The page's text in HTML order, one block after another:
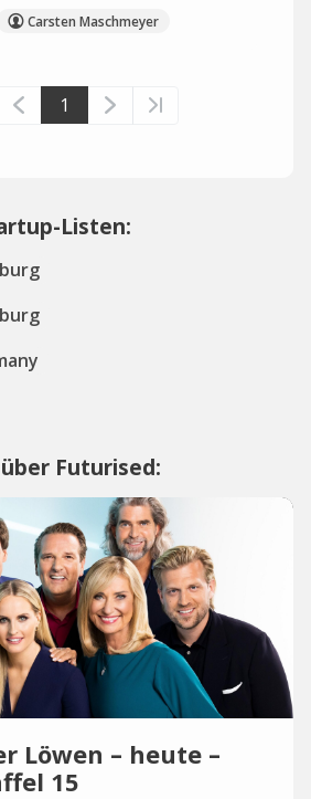
Carsten Maschmeyer
1
Listen:
Futurised:
Löwen – heute –
15